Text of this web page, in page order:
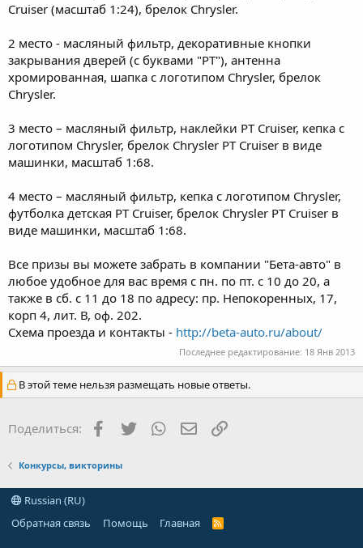
Cruiser (масштаб 1:24), брелок Chrysler.
2 место - масляный фильтр, декоративные кнопки
закрывания дверей (с буквами "PT"), антенна
хромированная, шапка с логотипом Chrysler, брелок
Chrysler.
3 место – масляный фильтр, наклейки РТ Cruiser, кепка с
логотипом Chrysler, брелок Chrysler PT Cruiser в виде
машинки, масштаб 1:68.
4 место – масляный фильтр, кепка с логотипом Chrysler,
футболка детская PT Cruiser, брелок Chrysler PT Cruiser в
виде машинки, масштаб 1:68.
Все призы вы можете забрать в компании "Бета-авто" в
любое удобное для вас время с пн. по пт. с 10 до 20, а
также в сб. с 11 до 18 по адресу: пр. Непокоренных, 17,
корп 4, лит. В, оф. 202.
Схема проезда и контакты - http://beta-auto.ru/about/
Последнее редактирование: 18 Янв 2013
В этой теме нельзя размещать новые ответы.
Поделиться: Facebook
TwitterWhatsAppЭлектронная почта
Ссылка
Конкурсы, викторины
Russian (RU)
Обратная связь
Помощь Главная
R